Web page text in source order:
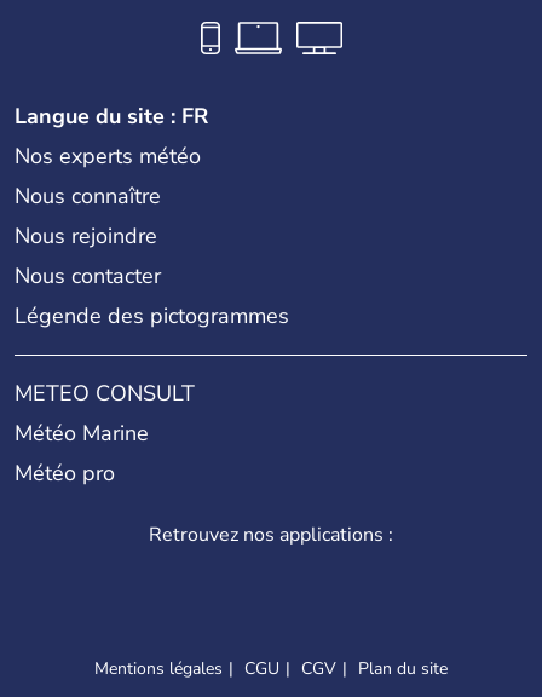
Langue du site : FR
Nos experts météo
Nous connaître
Nous rejoindre
Nous contacter
Légende des pictogrammes
METEO CONSULT
Météo Marine
Météo pro
Retrouvez nos applications :
Mentions légales CGU CGV
Plan du site